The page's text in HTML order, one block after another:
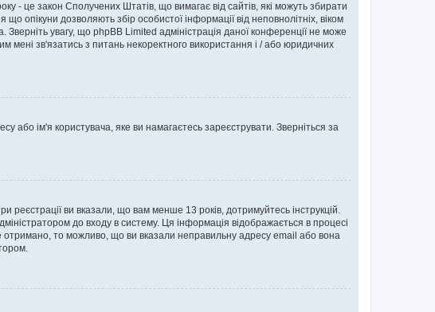
- це закон Сполучених Штатів, що вимагає від сайтів, які можуть збирати
опікуни дозволяють збір особистої інформації від неповнолітніх, віком
увагу, що phpBB Limited адміністрація даної конференції не може
мені зв'язатись з питань некоректного використання і / або юридичних
або ім'я користувача, яке ви намагаєтесь зареєструвати. Зверніться за
реєстрації ви вказали, що вам менше 13 років, дотримуйтесь інструкцій.
до входу в систему. Ця інформація відображається в процесі
то можливо, що ви вказали неправильну адресу email або вона